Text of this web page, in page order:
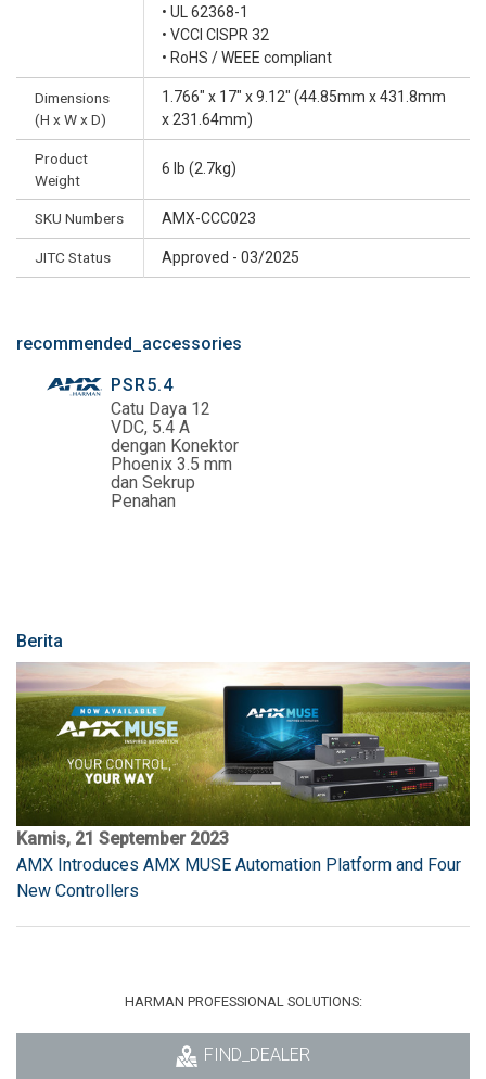
• UL 62368-1
• VCCI CISPR 32
• RoHS / WEEE compliant
Dimensions
(H x W x D)
1.766" x 17" x 9.12" (44.85mm x 431.8mm
x 231.64mm)
Product
Weight
6 lb (2.7kg)
SKU Numbers AMX-CCC023
JITC Status Approved - 03/2025
recommended_accessories
PSR5.4
Catu Daya 12
VDC, 5.4 A
dengan Konektor
Phoenix 3.5 mm
dan Sekrup
Penahan
Berita
Kamis, 21 September 2023
AMX Introduces AMX MUSE Automation Platform and Four
New Controllers
HARMAN PROFESSIONAL SOLUTIONS:
FIND_DEALER